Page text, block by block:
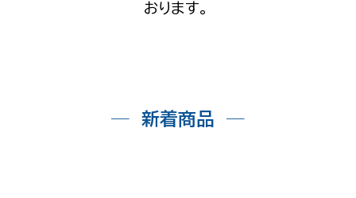
おります。
─ 新着商品 ─